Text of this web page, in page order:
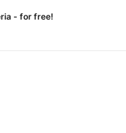
- for free!